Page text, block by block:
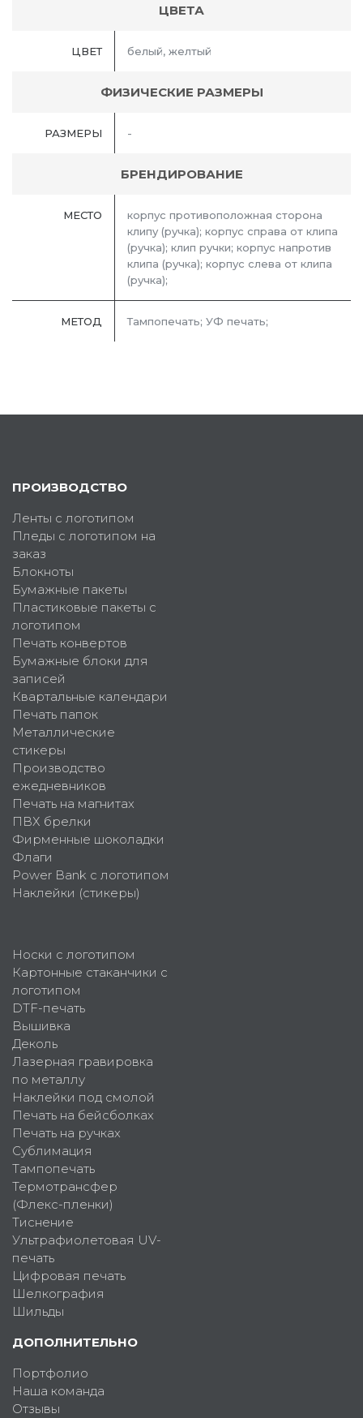
ЦВЕТА
ЦВЕТ белый, желтый
ФИЗИЧЕСКИЕ РАЗМЕРЫ
РАЗМЕРЫ -
БРЕНДИРОВАНИЕ
МЕСТО
корпус противоположная сторона
клипу (ручка); корпус справа от клипа
(ручка); клип ручки; корпус напротив
клипа (ручка); корпус слева от клипа
(ручка);
МЕТОД Тампопечать; УФ печать;
ПРОИЗВОДСТВО
Ленты с логотипом
Пледы с логотипом на
заказ
Блокноты
Бумажные пакеты
Пластиковые пакеты с
логотипом
Печать конвертов
Бумажные блоки для
записей
Квартальные календари
Печать папок
Металлические
стикеры
Производство
ежедневников
Печать на магнитах
ПВХ брелки
Фирменные шоколадки
Флаги
Power Bank с логотипом
Наклейки (стикеры)
Носки с логотипом
Картонные стаканчики с
логотипом
DTF-печать
Вышивка
Деколь
Лазерная гравировка
по металлу
Наклейки под смолой
Печать на бейсболках
Печать на ручках
Сублимация
Тампопечать
Термотрансфер
(Флекс-пленки)
Тиснение
Ультрафиолетовая UV-
печать
Цифровая печать
Шелкография
Шильды
ДОПОЛНИТЕЛЬНО
Портфолио
Наша команда
Отзывы